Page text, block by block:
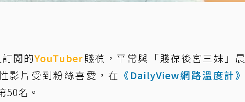
閱的YouTuber賤葆，平常與「賤葆後宮三妹」晨
影片受到粉絲喜愛，在 《DailyView網路溫度計》
50名。